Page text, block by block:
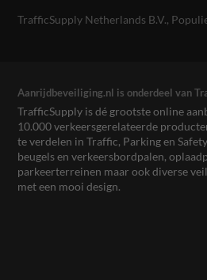
TrafficSupply Netherlands B.V.,
Aanrijdbeveiliging.nl is onderdeel van
TrafficSupply is dé grootste online
10.000 verkeersgerelateerde
te verdelen in Traffic, Parking en
beugels en verkeersbordpalen,
parkeerterreinen maar ook diverse
met een mooi design.